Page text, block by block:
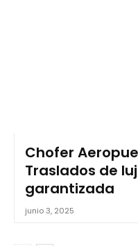
Chofer
Traslados de
garantizada
junio 3, 2025